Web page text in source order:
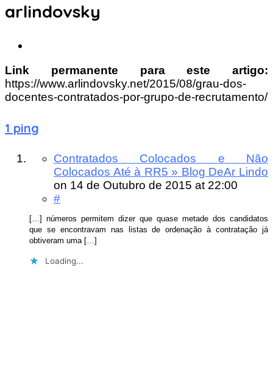
arlindovsky
Link permanente para este artigo:
https://www.arlindovsky.net/2015/08/grau-dos-
docentes-contratados-por-grupo-de-recrutamento/
1 ping
Contratados Colocados e Não
Colocados Até à RR5 » Blog DeAr Lindo
on 14 de Outubro de 2015 at 22:00
#
[…] números permitem dizer que quase metade dos candidatos
que se encontravam nas listas de ordenação à contratação já
obtiveram uma […]
Loading...